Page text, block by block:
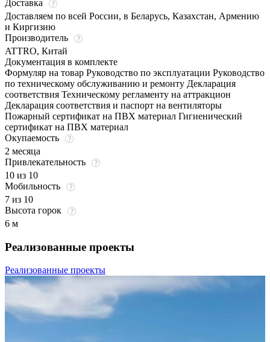
Доставка
Доставляем по всей России, в Беларусь, Казахстан, Армению
и Киргизию
Производитель
ATTRO, Китай
Документация в комплекте
Формуляр на товар Руководство по эксплуатации Руководство
по техническому обслуживанию и ремонту Декларация
соответствия Техническому регламенту на аттракцион
Декларация соответствия и паспорт на вентиляторы
Пожарный сертификат на ПВХ материал Гигиенический
сертификат на ПВХ материал
Окупаемость
2 месяца
Привлекательность
10 из 10
Мобильность
7 из 10
Высота горок
6 м
Реализованные проекты
Реализованные проекты